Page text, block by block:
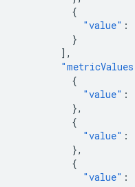
{
"value" :
}
],
{
"value" :
},
{
"value" :
},
{
"value" :